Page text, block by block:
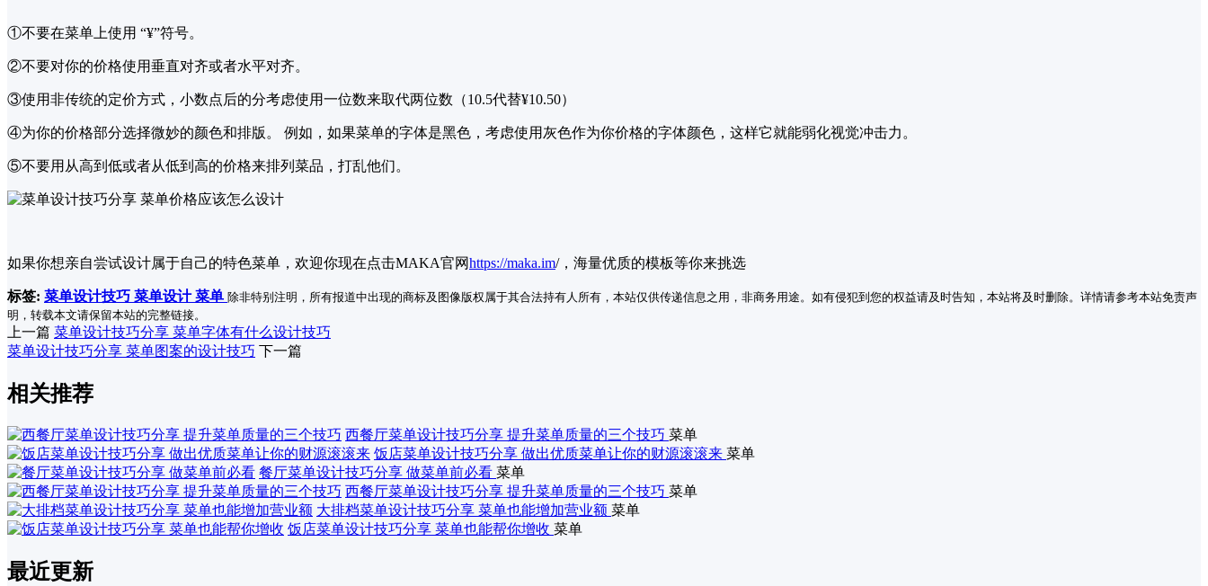
①不要在菜单上使用 “¥”符号。
②不要对你的价格使用垂直对齐或者水平对齐。
③使用非传统的定价方式，小数点后的分考虑使用一位数来取代两位数（10.5代替¥10.50）
④为你的价格部分选择微妙的颜色和排版。 例如，如果菜单的字体是黑色，考虑使用灰色作为你价格的字体颜色，这样它就能弱化视觉冲击力。
⑤不要用从高到低或者从低到高的价格来排列菜品，打乱他们。
如果你想亲自尝试设计属于自己的特色菜单，欢迎你现在点击MAKA官网https://maka.im/，海量优质的模板等你来挑选
标签: 菜单设计技巧 菜单设计菜单 除非特别注明，所有报道中出现的商标及图像版权属于其合法持有人所有，本站仅供传递信息之用，非商务用途。如有侵犯到您的权益请及时告知，本站将及时删除。详情请参考本站免责声
明，转载本文请保留本站的完整链接。
上一篇 菜单设计技巧分享 菜单字体有什么设计技巧
菜单设计技巧分享 菜单图案的设计技巧 下一篇
相关推荐
西餐厅菜单设计技巧分享 提升菜单质量的三个技巧 菜单
饭店菜单设计技巧分享 做出优质菜单让你的财源滚滚来 菜单
餐厅菜单设计技巧分享 做菜单前必看 菜单
西餐厅菜单设计技巧分享 提升菜单质量的三个技巧 菜单
大排档菜单设计技巧分享 菜单也能增加营业额 菜单
饭店菜单设计技巧分享 菜单也能帮你增收 菜单
最近更新